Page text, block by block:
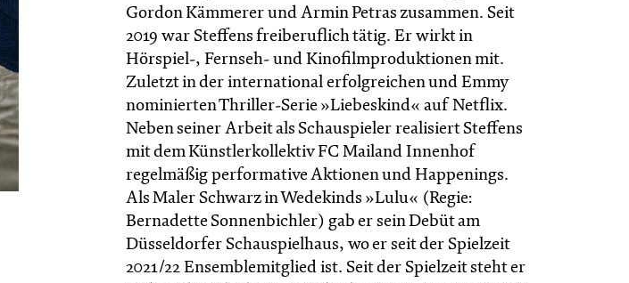
Gordon Kämmerer und Armin Petras zusammen. Seit
2019 war Steffens freiberuflich tätig. Er wirkt in
Hörspiel-, Fernseh- und Kinofilmproduktionen mit.
Zuletzt in der international erfolgreichen und Emmy
nominierten Thriller-Serie »Liebeskind« auf Netflix.
Neben seiner Arbeit als Schauspieler realisiert Steffens
mit dem Künstlerkollektiv FC Mailand Innenhof
regelmäßig performative Aktionen und Happenings.
Als Maler Schwarz in Wedekinds »Lulu« (Regie:
Bernadette Sonnenbichler) gab er sein Debüt am
Düsseldorfer Schauspielhaus, wo er seit der Spielzeit
2021/22 Ensemblemitglied ist. Seit der Spielzeit steht er